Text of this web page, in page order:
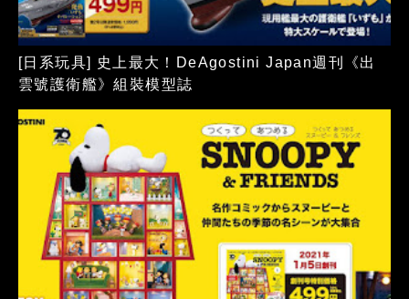
[日系玩具] 史上最大！DeAgostini Japan週刊《出
雲號護衛艦》組裝模型誌